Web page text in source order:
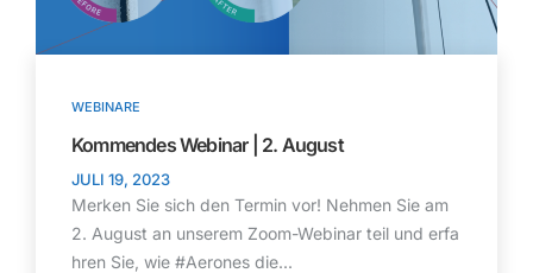
WEBINARE
Kommendes Webinar | 2. August
JULI 19, 2023
Merken Sie sich den Termin vor! Nehmen Sie am
2. August an unserem Zoom-Webinar teil und erfa
hren Sie, wie #Aerones die...